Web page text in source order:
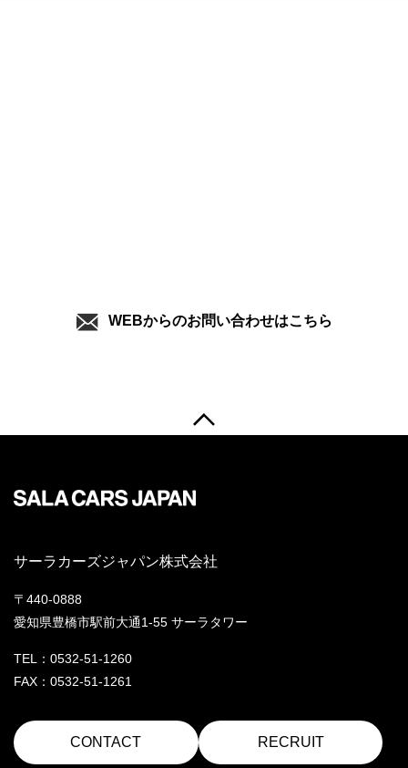
WEBからのお問い合わせはこちら
サーラカーズジャパン株式会社
〒440-0888
愛知県豊橋市駅前大通1-55 サーラタワー
TEL：0532-51-1260
FAX：0532-51-1261
CONTACT RECRUIT